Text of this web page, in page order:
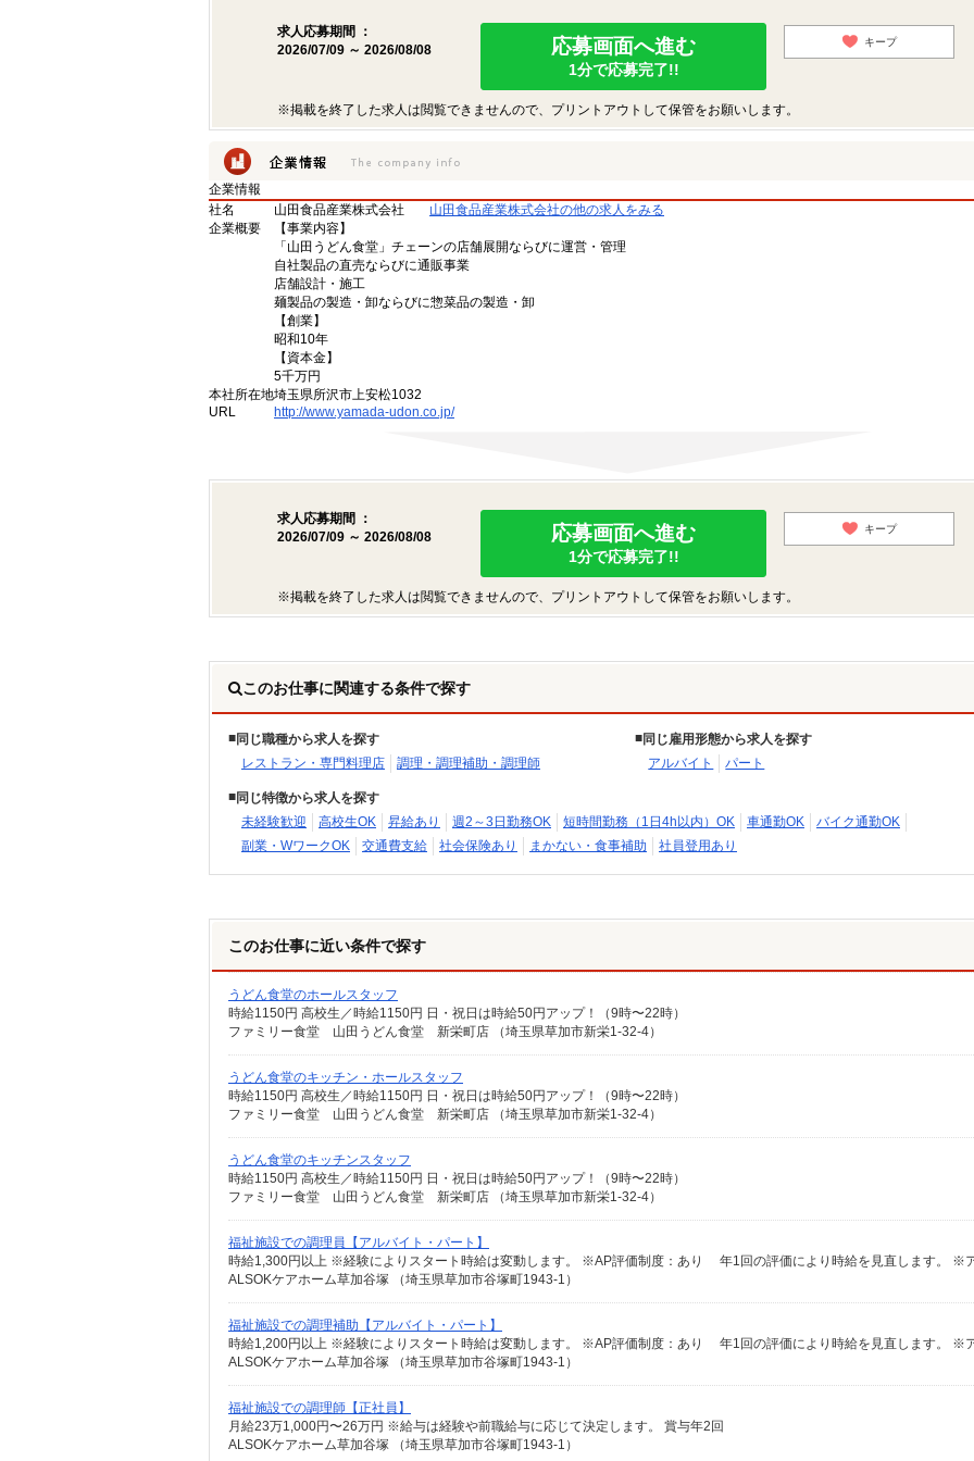
求人応募期間 ：
2026/07/09 ～ 2026/08/08
応募画面へ進む
1分で応募完了!!
キープ
※掲載を終了した求人は閲覧できませんので、プリントアウトして保管をお願いします。
企業情報
社名
山田食品産業株式会社
山田食品産業株式会社の他の求人をみる
企業概要
【事業内容】
「山田うどん食堂」チェーンの店舗展開ならびに運営・管理
自社製品の直売ならびに通販事業
店舗設計・施工
麺製品の製造・卸ならびに惣菜品の製造・卸
【創業】
昭和10年
【資本金】
5千万円
本社所在地埼玉県所沢市上安松1032
URL
http://www.yamada-udon.co.jp/
求人応募期間 ：
2026/07/09 ～ 2026/08/08
応募画面へ進む
1分で応募完了!!
キープ
※掲載を終了した求人は閲覧できませんので、プリントアウトして保管をお願いします。
このお仕事に関連する条件で探す
同じ職種から求人を探す
レストラン・専門料理店
調理・調理補助・調理師
同じ雇用形態から求人を探す
アルバイト
パート
同じ特徴から求人を探す
未経験歓迎
高校生OK 昇給あり 週2～3日勤務OK 短時間勤務（1日4h以内）OK 車通勤OK
バイク通勤OK
副業・WワークOK
交通費支給 社会保険あり まかない・食事補助 社員登用あり
このお仕事に近い条件で探す
うどん食堂のホールスタッフ
時給1150円 高校生／時給1150円 日・祝日は時給50円アップ！（9時〜22時）
ファミリー食堂 山田うどん食堂 新栄町店 （埼玉県草加市新栄1-32-4）
うどん食堂のキッチン・ホールスタッフ
時給1150円 高校生／時給1150円 日・祝日は時給50円アップ！（9時〜22時）
ファミリー食堂 山田うどん食堂 新栄町店 （埼玉県草加市新栄1-32-4）
うどん食堂のキッチンスタッフ
時給1150円 高校生／時給1150円 日・祝日は時給50円アップ！（9時〜22時）
ファミリー食堂 山田うどん食堂 新栄町店 （埼玉県草加市新栄1-32-4）
福祉施設での調理員【アルバイト・パート】
ALSOKケアホーム草加谷塚 （埼玉県草加市谷塚町1943-1）
福祉施設での調理補助【アルバイト・パート】
ALSOKケアホーム草加谷塚 （埼玉県草加市谷塚町1943-1）
福祉施設での調理師【正社員】
月給23万1,000円〜26万円 ※給与は経験や前職給与に応じて決定します。 賞与年2回
ALSOKケアホーム草加谷塚 （埼玉県草加市谷塚町1943-1）